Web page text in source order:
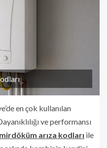
en çok kullanılan
ve performansı
arıza kodları ile